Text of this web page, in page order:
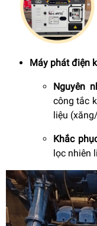
Máy phát điện
Nguyên
công tắc
liệu
Khắc
lọc nhiên